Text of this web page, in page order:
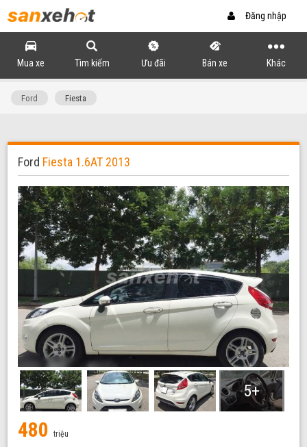
Đăng nhập
Mua xe Tìm kiếm Ưu đãi Bán xe Khác
Ford Fiesta
Ford Fiesta 1.6AT 2013
5+
480triệu